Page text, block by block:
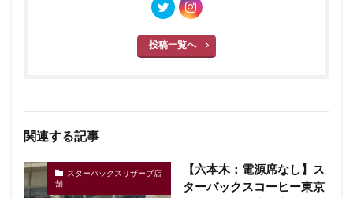
投稿一覧へ
関連する記事
スターバックスリザーブ店
舗
【六本木：電源席なし】ス
ターバックスコーヒー東京